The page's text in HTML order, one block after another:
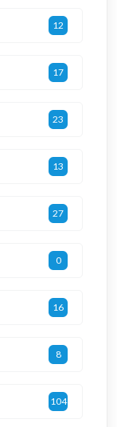
12
17
23
13
27
0
16
8
104